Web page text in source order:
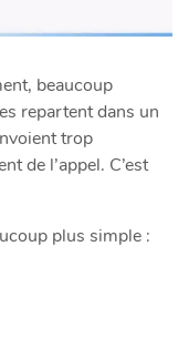
beaucoup
repartent dans un
trop
de l’appel. C’est
plus simple :